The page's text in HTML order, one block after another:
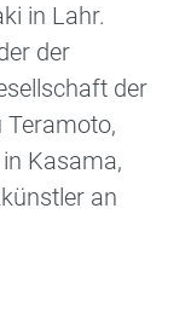
in Lahr.
der
der
Kasama,
an